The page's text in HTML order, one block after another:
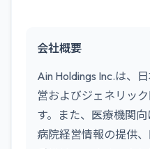
会社概要
Ain Holdings Inc.は、
営およびジェネリッ
す。また、医療機関
病院経営情報の提供